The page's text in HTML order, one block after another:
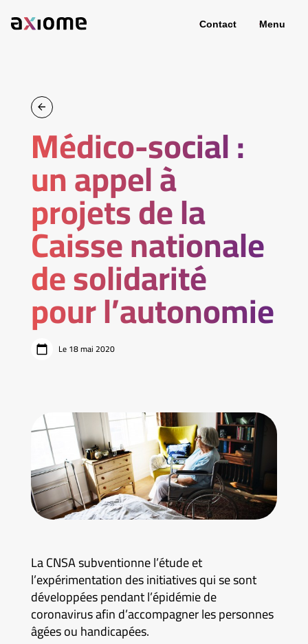
Contact Menu
Médico-social :
un appel à
projets de la
Caisse nationale
de solidarité
pour l’autonomie
Le 18 mai 2020
La CNSA subventionne l’étude et
l’expérimentation des initiatives qui se sont
développées pendant l’épidémie de
coronavirus afin d’accompagner les personnes
âgées ou handicapées.